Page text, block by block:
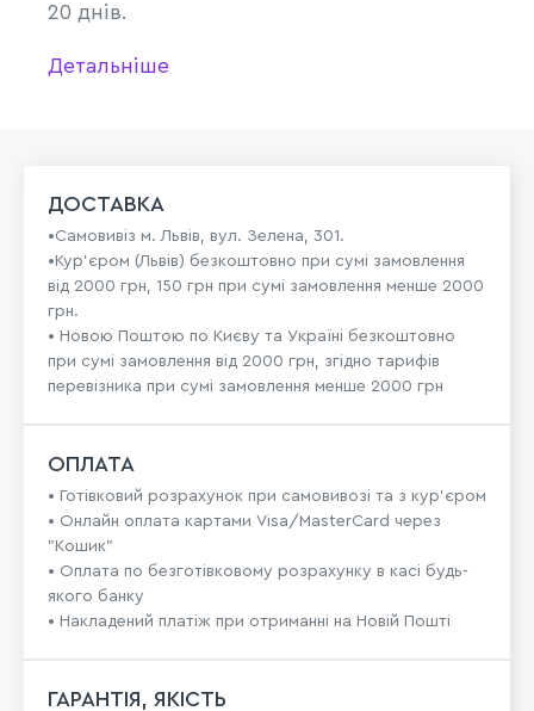
20 днів.
Детальніше
ДОСТАВКА
•Самовивіз м. Львів, вул. Зелена, 301.
•Кур'єром (Львів) безкоштовно при сумі замовлення
від 2000 грн, 150 грн при сумі замовлення менше 2000
грн.
• Новою Поштою по Києву та Україні безкоштовно
при сумі замовлення від 2000 грн, згідно тарифів
перевізника при сумі замовлення менше 2000 грн
ОПЛАТА
• Готівковий розрахунок при самовивозі та з кур’єром
• Онлайн оплата картами Visa/MasterCard через
"Кошик"
• Оплата по безготівковому розрахунку в касі будь-
якого банку
• Накладений платіж при отриманні на Новій Пошті
ГАРАНТІЯ, ЯКІСТЬ